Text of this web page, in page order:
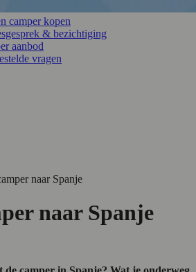
camper kopen
& bezichtiging
aanbod
vragen
naar Spanje
naar Spanje